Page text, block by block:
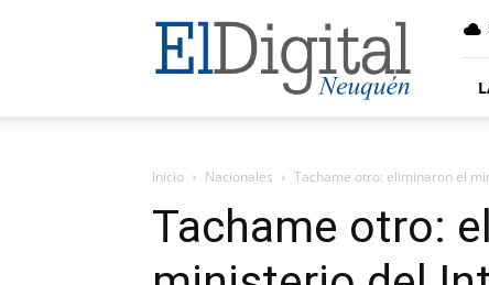
El
Digital
Neuquen
Inicio Nacionales Tachame otro: eliminaron el
Tachame otro: